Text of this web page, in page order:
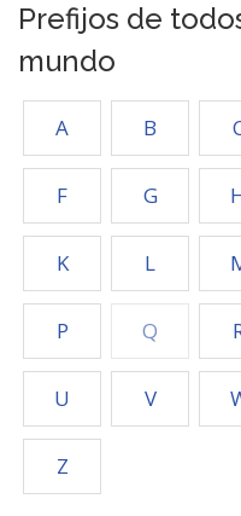
Prefijos de
mundo
A B
F G
K L
P Q
U V
Z